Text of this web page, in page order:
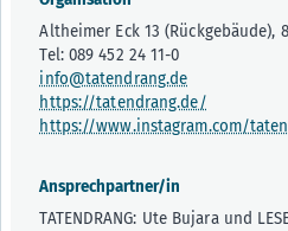
Altheimer Eck 13 (Rückgebäude),
Tel: 089 452 24 11-0
info@tatendrang.de
https://tatendrang.de/
https://www.instagram.com/
Ansprechpartner/in
TATENDRANG: Ute Bujara und